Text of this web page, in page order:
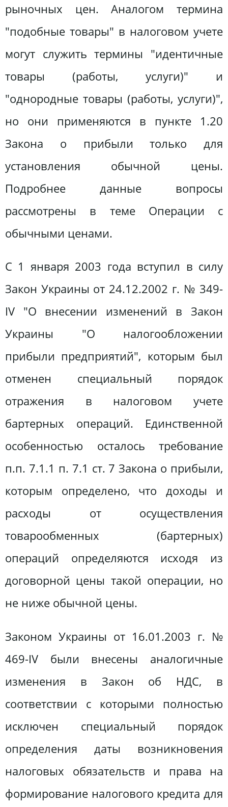
рыночных цен. Аналогом термина
"подобные товары" в налоговом учете
могут служить термины "идентичные
товары (работы, услуги)" и
"однородные товары (работы, услуги)",
но они применяются в пункте 1.20
Закона о прибыли только для
установления обычной цены.
Подробнее данные вопросы
рассмотрены в теме Операции с
обычными ценами.
С 1 января 2003 года вступил в силу
Закон Украины от 24.12.2002 г. № 349-
IV "О внесении изменений в Закон
Украины "О налогообложении
прибыли предприятий", которым был
отменен специальный порядок
отражения в налоговом учете
бартерных операций. Единственной
особенностью осталось требование
п.п. 7.1.1 п. 7.1 ст. 7 Закона о прибыли,
которым определено, что доходы и
расходы от осуществления
товарообменных (бартерных)
операций определяются исходя из
договорной цены такой операции, но
не ниже обычной цены.
Законом Украины от 16.01.2003 г. №
469-IV были внесены аналогичные
изменения в Закон об НДС, в
соответствии с которыми полностью
исключен специальный порядок
определения даты возникновения
налоговых обязательств и права на
формирование налогового кредита для